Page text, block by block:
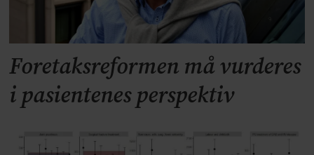
Foretaksreformen må vurderes
i pasientenes perspektiv